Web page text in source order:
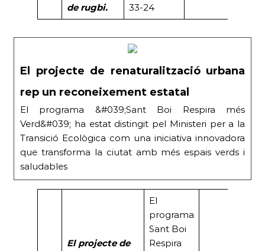
de rugbi.
33-24
El projecte de renaturalització urbana
rep un reconeixement estatal
El programa &#039;Sant Boi Respira més
Verd&#039; ha estat distingit pel Ministeri per a la
Transició Ecològica com una iniciativa innovadora
que transforma la ciutat amb més espais verds i
saludables
El projecte de
El
programa
Sant Boi
Respira